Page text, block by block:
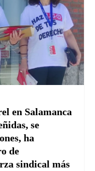
en Salamanca
se
ha
de
sindical más